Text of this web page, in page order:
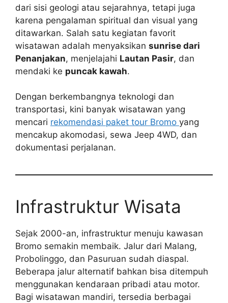
dari sisi geologi atau sejarahnya, tetapi juga
karena pengalaman spiritual dan visual yang
ditawarkan. Salah satu kegiatan favorit
wisatawan adalah menyaksikan sunrise dari
Penanjakan, menjelajahi Lautan Pasir, dan
mendaki ke puncak kawah.
Dengan berkembangnya teknologi dan
transportasi, kini banyak wisatawan yang
mencari rekomendasi paket tour Bromo yang
mencakup akomodasi, sewa Jeep 4WD, dan
dokumentasi perjalanan.
Infrastruktur Wisata
Sejak 2000-an, infrastruktur menuju kawasan
Bromo semakin membaik. Jalur dari Malang,
Probolinggo, dan Pasuruan sudah diaspal.
Beberapa jalur alternatif bahkan bisa ditempuh
menggunakan kendaraan pribadi atau motor.
Bagi wisatawan mandiri, tersedia berbagai